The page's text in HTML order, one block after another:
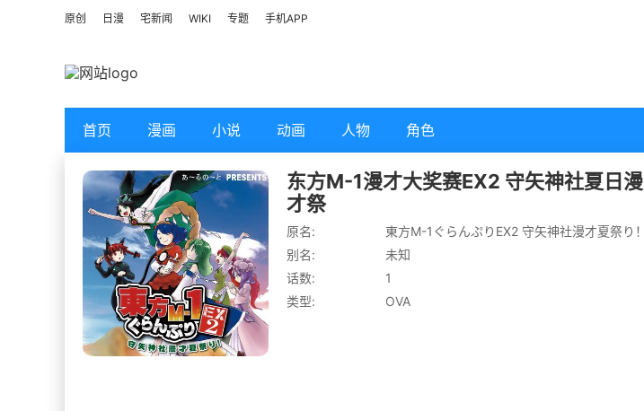
原创 日漫 宅新闻 WIKI 专题 手机APP
首页 漫画 小说 动画 人物 角色
东方M-1漫才大奖赛EX2 守矢神社夏日漫
才祭
原名:
東方M-1ぐらんぷりEX2 守矢神社漫才夏祭り！
别名:
未知
话数:
1
类型:
OVA